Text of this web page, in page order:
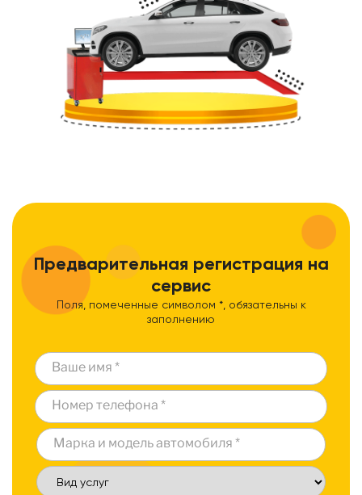
Предварительная регистрация на
сервис
Поля, помеченные символом *, обязательны к
заполнению